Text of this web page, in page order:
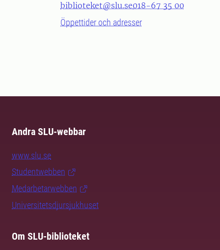
biblioteket@slu.se018-67 35 00
Öppettider och adresser
Andra SLU-webbar
www.slu.se
Studentwebben
Medarbetarwebben
Universitetsdjursjukhuset
Om SLU-biblioteket